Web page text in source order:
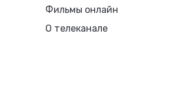
Фильмы онлайн
О телеканале